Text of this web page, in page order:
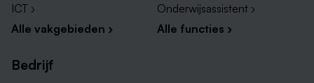
ICT ›
Alle vakgebieden ›
Onderwijsassistent ›
Alle functies ›
Bedrijf